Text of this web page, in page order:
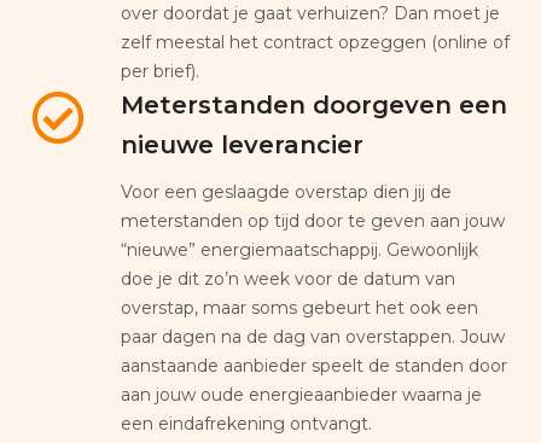
over doordat je gaat verhuizen? Dan moet je
zelf meestal het contract opzeggen (online of
per brief).
Meterstanden doorgeven een
nieuwe leverancier
Voor een geslaagde overstap dien jij de
meterstanden op tijd door te geven aan jouw
“nieuwe” energiemaatschappij. Gewoonlijk
doe je dit zo’n week voor de datum van
overstap, maar soms gebeurt het ook een
paar dagen na de dag van overstappen. Jouw
aanstaande aanbieder speelt de standen door
aan jouw oude energieaanbieder waarna je
een eindafrekening ontvangt.